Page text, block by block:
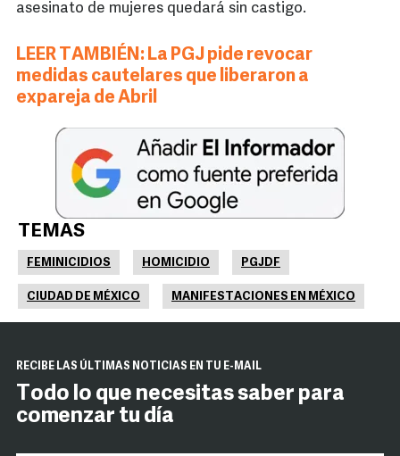
asesinato de mujeres quedará sin castigo.
LEER TAMBIÉN: La PGJ pide revocar
medidas cautelares que liberaron a
expareja de Abril
TEMAS
FEMINICIDIOS HOMICIDIO PGJDF
CIUDAD DE MÉXICO MANIFESTACIONES EN MÉXICO
RECIBE LAS ÚLTIMAS NOTICIAS EN TU E-MAIL
Todo lo que necesitas saber para
comenzar tu día